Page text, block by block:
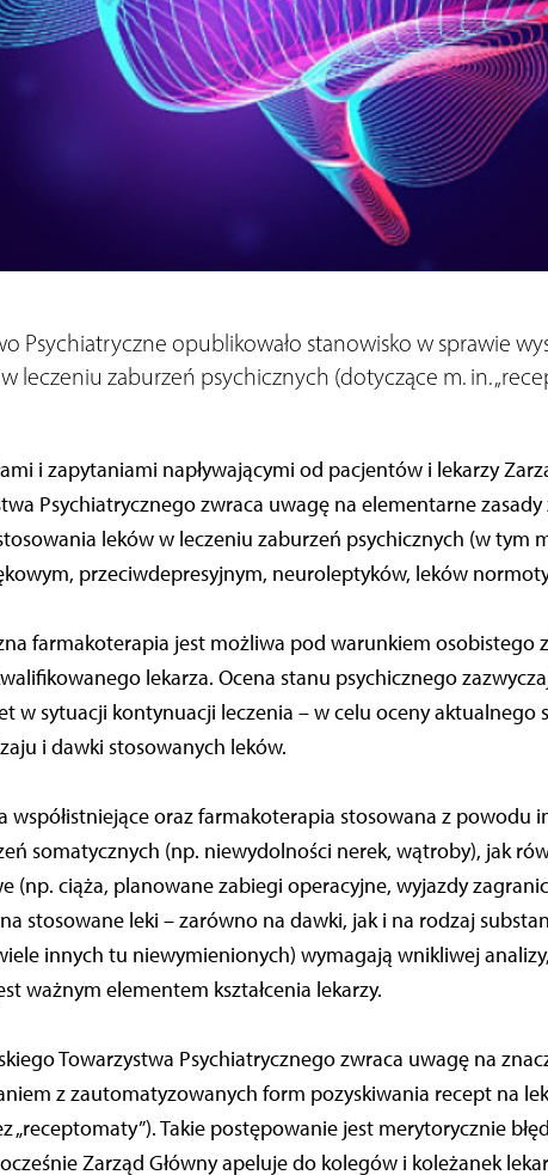
Psychiatryczne opublikowało stanowisko w sprawie
leczeniu zaburzeń psychicznych (dotyczące m. in.
i zapytaniami napływającymi od pacjentów i lekarzy
Psychiatrycznego zwraca uwagę na elementarne zasady
leków w leczeniu zaburzeń psychicznych (w tym
przeciwdepresyjnym, neuroleptyków, leków
farmakoterapia jest możliwa pod warunkiem osobistego
lekarza. Ocena stanu psychicznego
w sytuacji kontynuacji leczenia – w celu oceny aktualnego
i dawki stosowanych leków.
współistniejące oraz farmakoterapia stosowana z powodu
somatycznych (np. niewydolności nerek, wątroby), jak
(np. ciąża, planowane zabiegi operacyjne, wyjazdy
stosowane leki – zarówno na dawki, jak i na rodzaj
innych tu niewymienionych) wymagają wnikliwej
ważnym elementem kształcenia lekarzy.
Towarzystwa Psychiatrycznego zwraca uwagę na
z zautomatyzowanych form pozyskiwania recept na
„receptomaty”). Takie postępowanie jest merytorycznie
Zarząd Główny apeluje do kolegów i koleżanek